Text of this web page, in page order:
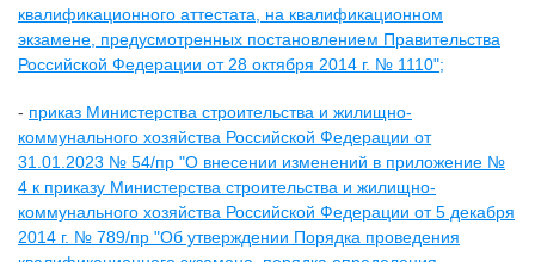
квалификационного аттестата, на квалификационном
экзамене, предусмотренных постановлением Правительства
Российской Федерации от 28 октября 2014 г. № 1110";
- приказ Министерства строительства и жилищно-
коммунального хозяйства Российской Федерации от
31.01.2023 № 54/пр "О внесении изменений в приложение №
4 к приказу Министерства строительства и жилищно-
коммунального хозяйства Российской Федерации от 5 декабря
2014 г. № 789/пр "Об утверждении Порядка проведения